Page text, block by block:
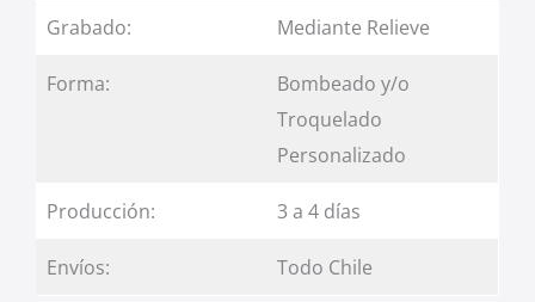
Grabado: Mediante Relieve
Forma:
Bombeado y/o
Troquelado
Personalizado
Producción: 3 a 4 días
Envíos: Todo Chile